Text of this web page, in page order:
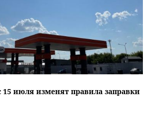
15 июля изменят правила заправки